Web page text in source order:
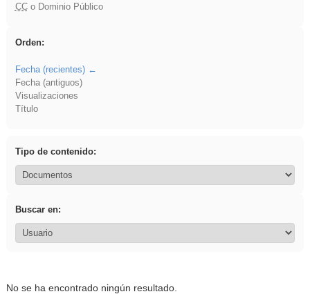
CCo Dominio Público
Orden:
Fecha (recientes)
Fecha (antiguos)
Visualizaciones
Título
Tipo de contenido:
Buscar en:
No se ha encontrado ningún resultado.